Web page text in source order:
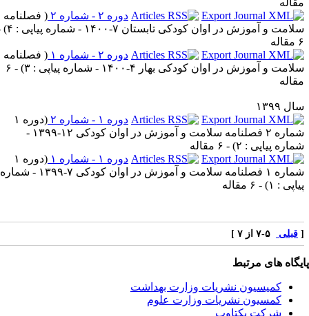
دوره ۲ - شماره ۲
(فصلنامه
و آموزش در اوان کودکی تابستان ۷-۱۴۰۰ - شماره پیاپی : ۴
) -
دوره ۲ - شماره ۱
(فصلنامه
و آموزش در اوان کودکی بهار ۴-۱۴۰۰ - شماره پیاپی : ۳
) - ۶
۱۳۹۹
دوره ۱ - شماره ۲
(
دوره ۱
شماره ۲ فصلنامه سلامت و آموزش در اوان کودکی ۱۲-۱۳۹۹ -
پیاپی : ۲
) - ۶ مقاله
دوره ۱ - شماره ۱
(
دوره ۱
شماره ۱ فصلنامه سلامت و آموزش در اوان کودکی ۷-۱۳۹۹ - شماره
: ۱
) - ۶ مقاله
قبلی۵-۷ از ۷ ]
های مرتبط
کمیسیون نشریات وزارت بهداشت
کمسیون نشریات وزارت علوم
شرکت یکتاوب